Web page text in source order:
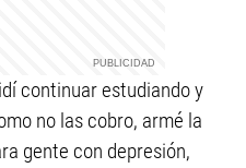
continuar estudiando y
no las cobro, armé la
gente con depresión,